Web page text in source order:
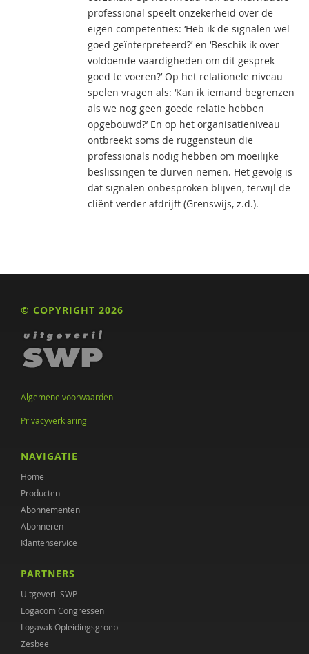
professional speelt onzekerheid over de
eigen competenties: ‘Heb ik de signalen wel
goed geïnterpreteerd?’ en ‘Beschik ik over
voldoende vaardigheden om dit gesprek
goed te voeren?’ Op het relationele niveau
spelen vragen als: ‘Kan ik iemand begrenzen
als we nog geen goede relatie hebben
opgebouwd?’ En op het organisatieniveau
ontbreekt soms de ruggensteun die
professionals nodig hebben om moeilijke
beslissingen te durven nemen. Het gevolg is
dat signalen onbesproken blijven, terwijl de
cliënt verder afdrijft (Grenswijs, z.d.).
© COPYRIGHT 2026
Algemene voorwaarden
Privacyverklaring
NAVIGATIE
Home
Producten
Abonnementen
Abonneren
Klantenservice
PARTNERS
Uitgeverij SWP
Logacom Congressen
Logavak Opleidingsgroep
Zesbee